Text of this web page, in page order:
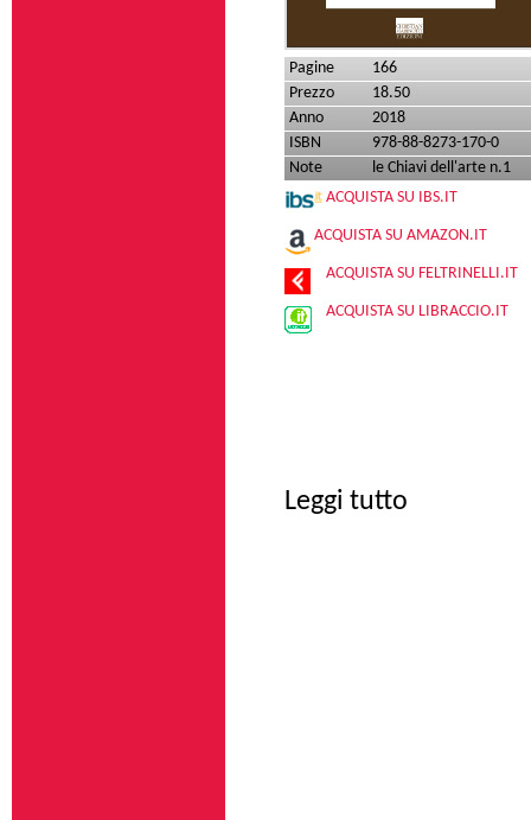
Pagine
166
Prezzo
18.50
Anno
2018
ISBN
978-88-8273-170-0
Note
le Chiavi dell'arte n.1
ACQUISTA SU IBS.IT
ACQUISTA SU AMAZON.IT
ACQUISTA SU FELTRINELLI.IT
ACQUISTA SU LIBRACCIO.IT
Leggi tutto